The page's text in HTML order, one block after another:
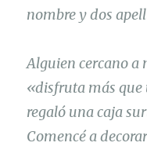
nombre y dos
Alguien cercano a
«disfruta más
regaló una caja
Comencé a